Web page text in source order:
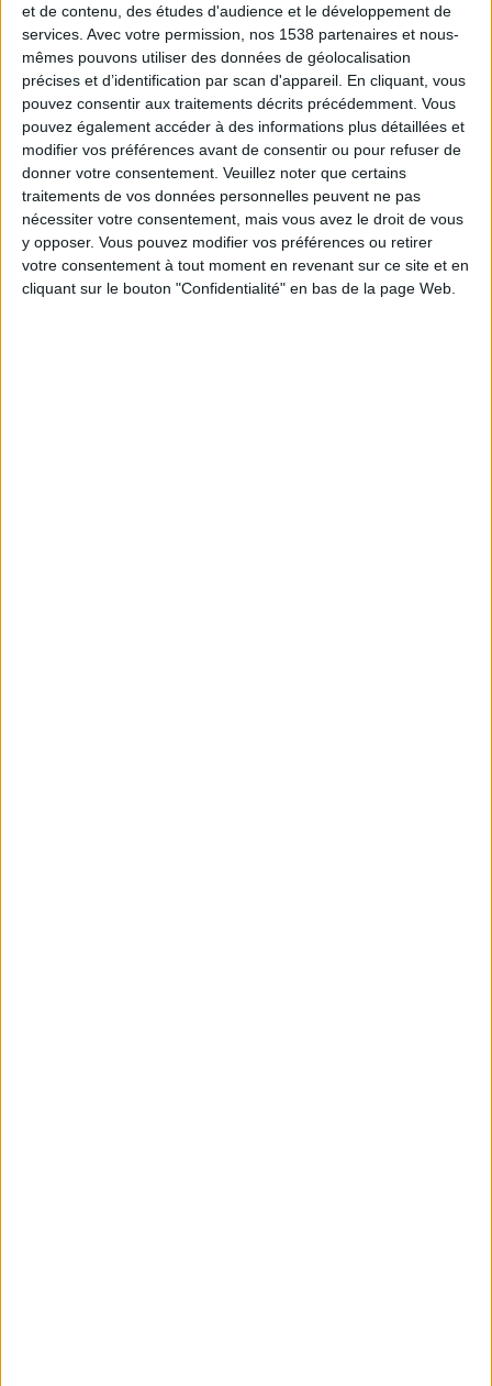
et de contenu, des études d'audience et le développement de
services. Avec votre permission, nos 1538 partenaires et nous-
mêmes pouvons utiliser des données de géolocalisation
précises et d’identification par scan d'appareil. En cliquant, vous
pouvez consentir aux traitements décrits précédemment. Vous
pouvez également accéder à des informations plus détaillées et
modifier vos préférences avant de consentir ou pour refuser de
donner votre consentement. Veuillez noter que certains
traitements de vos données personnelles peuvent ne pas
nécessiter votre consentement, mais vous avez le droit de vous
y opposer. Vous pouvez modifier vos préférences ou retirer
votre consentement à tout moment en revenant sur ce site et en
cliquant sur le bouton "Confidentialité" en bas de la page Web.
Peut-on remplacer la viande par des féculents ?
Consultation diététique du 05/08/2026